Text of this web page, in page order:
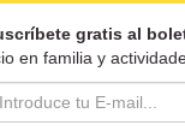
gratis al
en familia y